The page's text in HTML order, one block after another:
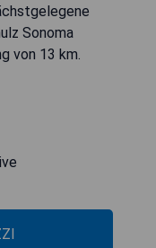
Sonoma
von 13 km.